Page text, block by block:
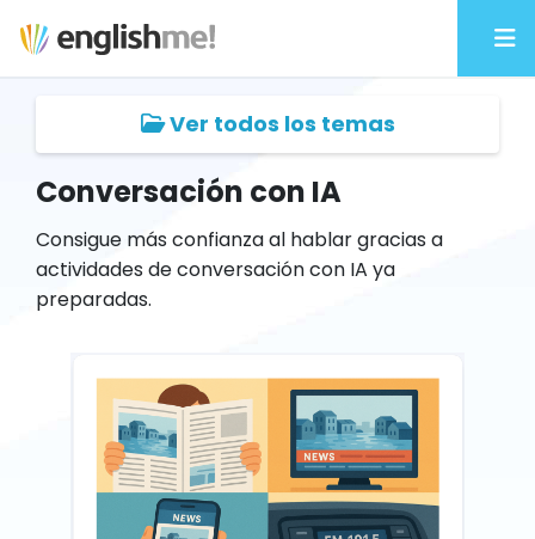
Ver todos los temas
Conversación con IA
Consigue más confianza al hablar gracias a
actividades de conversación con IA ya
preparadas.